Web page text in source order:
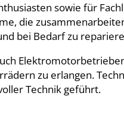
sowie für
die
bei Bedarf zu
zu erlangen.
Technik geführt.